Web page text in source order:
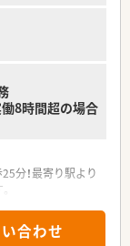
8時間超の場合
分！最寄り駅より
合わせ